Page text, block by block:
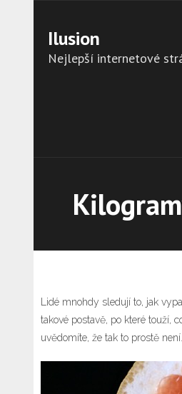
content
Ilusion
Nejlepší internetové
Lidé mnohdy sledují to, jak
takové postavě, po které touží,
uvědomíte, že tak to prostě není.